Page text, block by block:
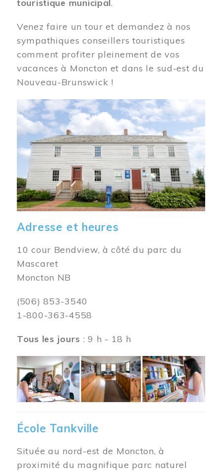
touristique municipal.
Venez faire un tour et demandez à nos
sympathiques conseillers touristiques
comment profiter pleinement de vos
vacances à Moncton et dans le sud-est du
Nouveau-Brunswick !
Image
Adresse et heures
10 cour Bendview, à côté du parc du
Mascaret
Moncton NB
(506) 853-3540
1-800-363-4558
Tous les jours : 9 h - 18 h
Image
École Tankville
Située au nord-est de Moncton, à
proximité du magnifique parc naturel